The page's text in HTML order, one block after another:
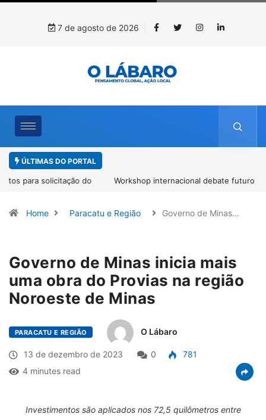
7 de agosto de 2026
ÚLTIMAS DO PORTAL
Workshop internacional debate futuro da piscicultura com
Home Paracatu e Região Governo de Minas…
Governo de Minas inicia mais
uma obra do Provias na região
Noroeste de Minas
PARACATU E REGIÃO O Lábaro
13 de dezembro de 2023 0
781
4 minutes read
Investimentos são aplicados nos 72,5 quilômetros entre